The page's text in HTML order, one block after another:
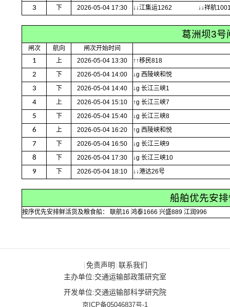
3 下 2026-05-04 17:30 ↓↓江集运1262 ↓↓祥航
葛洲坝3号
闸次 航向 闸次开始时间
1 上 2026-05-04 13:30 ↑↑移民818
2 下 2026-05-04 14:00 ↓g 西陵峡和悦
3 下 2026-05-04 14:40 ↓g 长江三峡1
4 上 2026-05-04 15:10 ↑g 长江三峡7
5 下 2026-05-04 15:40 ↓g 长江三峡8
6 上 2026-05-04 16:20 ↑g 西陵峡和悦
7 下 2026-05-04 16:50 ↓g 长江三峡9
8 下 2026-05-04 17:30 ↓g 长江三峡10
9 下 2026-05-04 18:10 ↓↓港达26号
船舶优先安
按序优先安排鲜活货及粮食船： 联航16 鸿泰1666 兴盛889 江润996
| 免责声明 | 联系我们
主办单位:交通运输部政策研究室
开发单位:交通运输部科学研究院
京ICP备05046837号-1